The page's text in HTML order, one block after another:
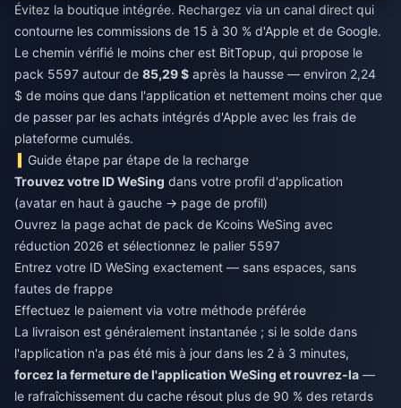
Évitez la boutique intégrée. Rechargez via un canal direct qui
contourne les commissions de 15 à 30 % d'Apple et de Google.
Le chemin vérifié le moins cher est BitTopup, qui propose le
pack 5597 autour de 85,29 $ après la hausse — environ 2,24
$ de moins que dans l'application et nettement moins cher que
de passer par les achats intégrés d'Apple avec les frais de
plateforme cumulés.
Guide étape par étape de la recharge
Trouvez votre ID WeSing dans votre profil d'application
(avatar en haut à gauche → page de profil)
Ouvrez la page achat de pack de Kcoins WeSing avec
réduction 2026 et sélectionnez le palier 5597
Entrez votre ID WeSing exactement — sans espaces, sans
fautes de frappe
Effectuez le paiement via votre méthode préférée
La livraison est généralement instantanée ; si le solde dans
l'application n'a pas été mis à jour dans les 2 à 3 minutes,
forcez la fermeture de l'application WeSing et rouvrez-la —
le rafraîchissement du cache résout plus de 90 % des retards